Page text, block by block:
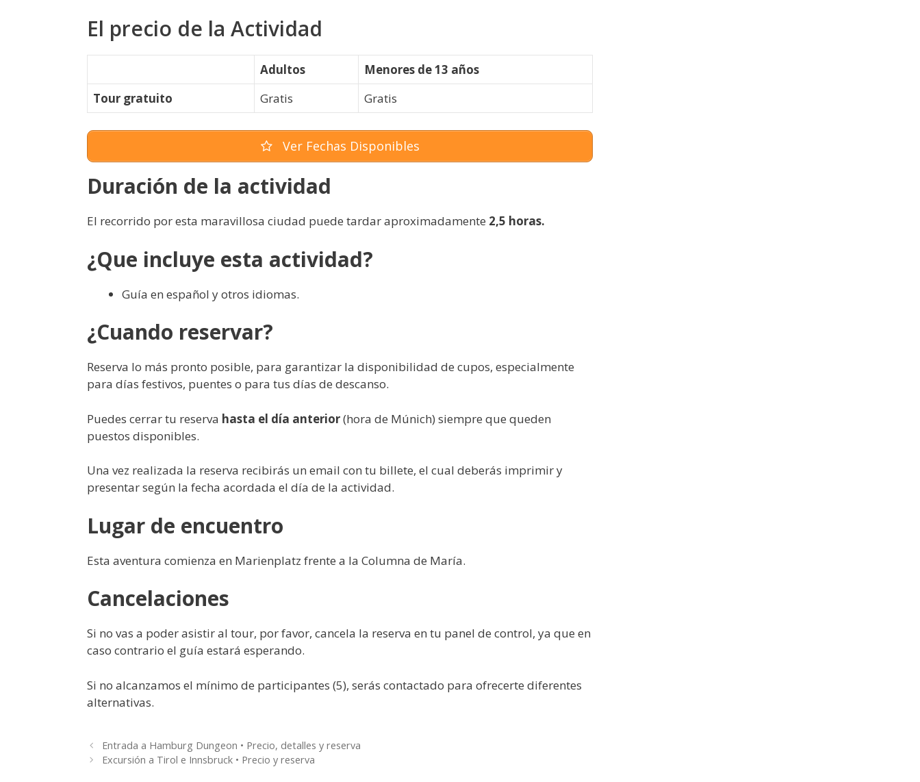
El precio de la Actividad
Adultos
Menores de 13 años
Tour gratuito
Gratis Gratis
Ver Fechas Disponibles
Duración de la actividad
El recorrido por esta maravillosa ciudad puede tardar aproximadamente 2,5 horas.
¿Que incluye esta actividad?
Guía en español y otros idiomas.
¿Cuando reservar?
Reserva lo más pronto posible, para garantizar la disponibilidad de cupos, especialmente
para días festivos, puentes o para tus días de descanso.
Puedes cerrar tu reserva hasta el día anterior(hora de Múnich) siempre que queden
puestos disponibles.
Una vez realizada la reserva recibirás un email con tu billete, el cual deberás imprimir y
presentar según la fecha acordada el día de la actividad.
Lugar de encuentro
Esta aventura comienza en Marienplatz frente a la Columna de María.
Cancelaciones
Si no vas a poder asistir al tour, por favor, cancela la reserva en tu panel de control, ya que en
caso contrario el guía estará esperando.
Si no alcanzamos el mínimo de participantes (5), serás contactado para ofrecerte diferentes
alternativas.
Entrada a Hamburg Dungeon • Precio, detalles y reserva
Excursión a Tirol e Innsbruck • Precio y reserva